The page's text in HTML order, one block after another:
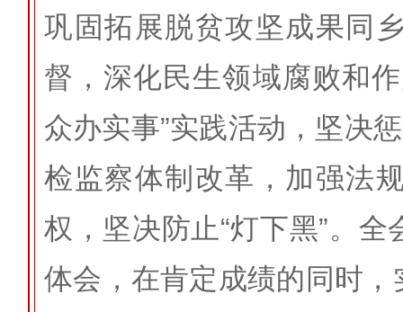
巩固拓展脱贫攻坚成果同
督，深化民生领域腐败和
众办实事”实践活动，坚决
检监察体制改革，加强法
权，坚决防止“灯下黑”。
体会，在肯定成绩的同时